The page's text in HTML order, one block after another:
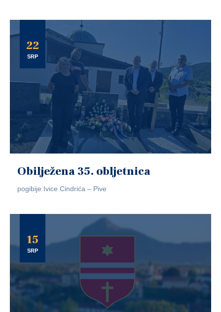
22
SRP
Obilježena 35. obljetnica
pogibije Ivice Cindrića – Pive
15
SRP